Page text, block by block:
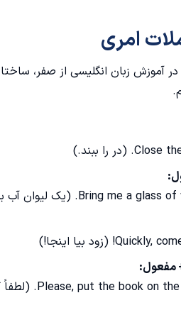
در جملات دستوری انگلیسی
سوالی
امری
آموزش زبان انگلیسی از صفر،
مفعول: